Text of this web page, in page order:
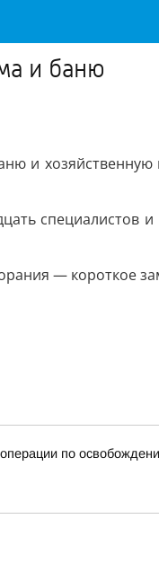
и баню
хозяйственную
специалистов
— короткое
по